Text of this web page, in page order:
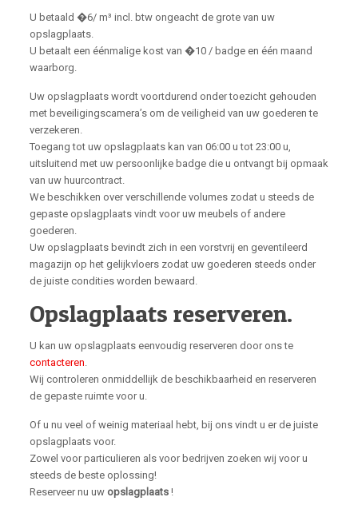
U betaald �6/ m³ incl. btw ongeacht de grote van uw
opslagplaats.
U betaalt een éénmalige kost van �10 / badge en één maand
waarborg.
Uw opslagplaats wordt voortdurend onder toezicht gehouden
met beveiligingscamera’s om de veiligheid van uw goederen te
verzekeren.
Toegang tot uw opslagplaats kan van 06:00 u tot 23:00 u,
uitsluitend met uw persoonlijke badge die u ontvangt bij opmaak
van uw huurcontract.
We beschikken over verschillende volumes zodat u steeds de
gepaste opslagplaats vindt voor uw meubels of andere
goederen.
Uw opslagplaats bevindt zich in een vorstvrij en geventileerd
magazijn op het gelijkvloers zodat uw goederen steeds onder
de juiste condities worden bewaard.
Opslagplaats reserveren.
U kan uw opslagplaats eenvoudig reserveren door ons te
contacteren.
Wij controleren onmiddellijk de beschikbaarheid en reserveren
de gepaste ruimte voor u.
Of u nu veel of weinig materiaal hebt, bij ons vindt u er de juiste
opslagplaats voor.
Zowel voor particulieren als voor bedrijven zoeken wij voor u
steeds de beste oplossing!
Reserveer nu uw opslagplaats!